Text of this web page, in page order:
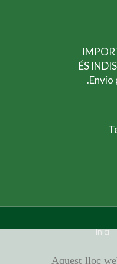
Aquest lloc
ÉS
Inici